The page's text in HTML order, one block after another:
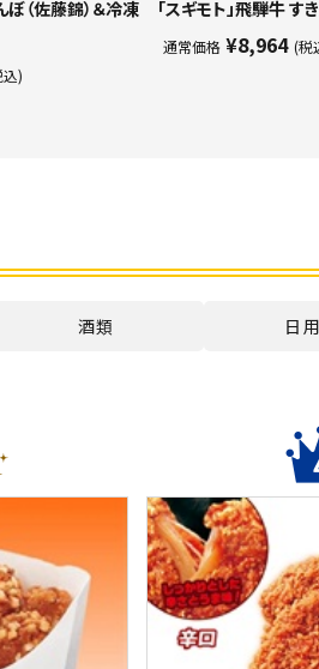
（佐藤錦）＆冷凍
)
「スギモト」飛騨牛 す
通常価格¥8,964 (税
酒類 日